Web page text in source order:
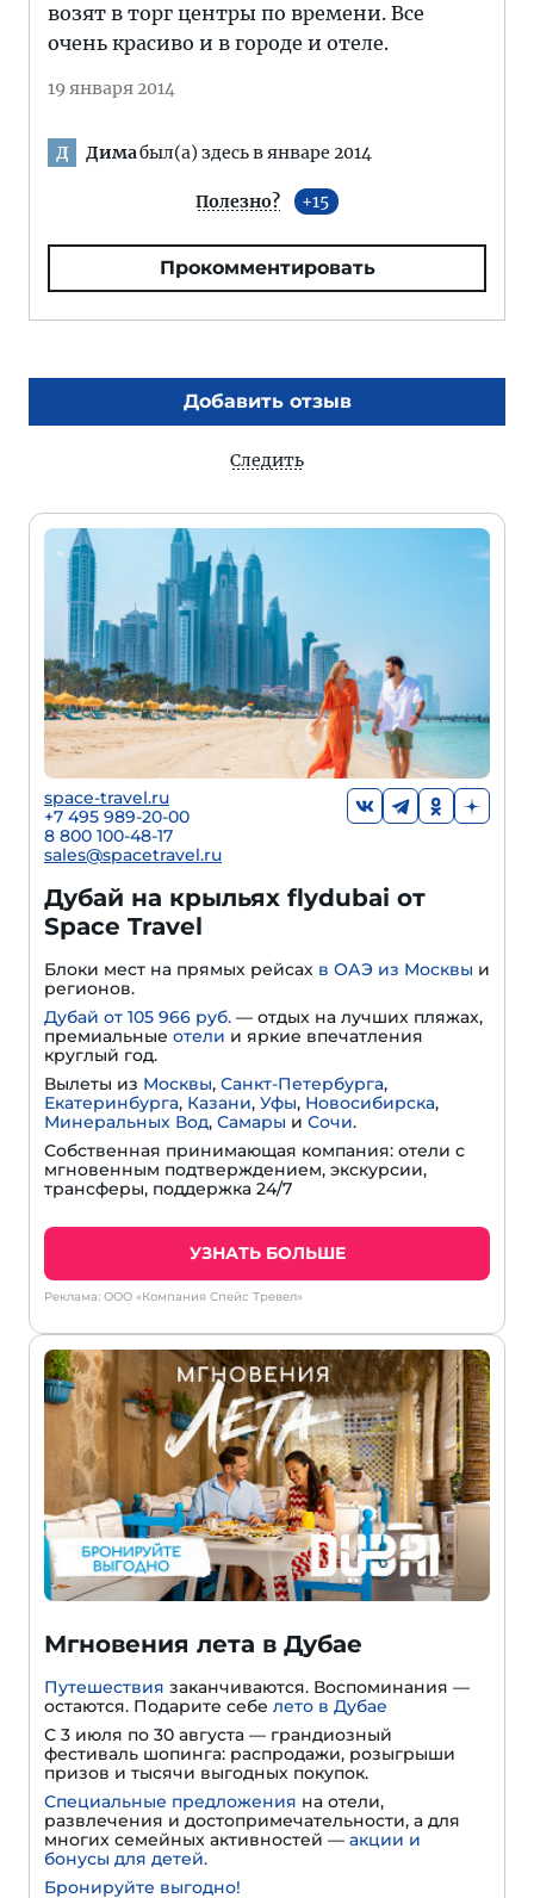
возят в торг центры по времени. Все
очень красиво и в городе и отеле.
19 января 2014
Д Димабыл(а) здесь в январе 2014
Полезно? 15
Прокомментировать
Добавить отзыв
Следить
space-travel.ru
+7 495 989-20-00
8 800 100-48-17
sales@spacetravel.ru
Дубай на крыльях flydubai от
Space Travel
Блоки мест на прямых рейсах в ОАЭ из Москвы и
регионов.
Дубай от 105 966 руб. — отдых на лучших пляжах,
премиальные отели и яркие впечатления
круглый год.
Вылеты из Москвы, Санкт-Петербурга,
Екатеринбурга, Казани, Уфы, Новосибирска,
Минеральных Вод, Самары и Сочи.
Собственная принимающая компания: отели с
мгновенным подтверждением, экскурсии,
трансферы, поддержка 24/7
УЗНАТЬ БОЛЬШЕ
Реклама: ООО «Компания Спейс Тревел»
Мгновения лета в Дубае
Путешествия заканчиваются. Воспоминания —
остаются. Подарите себе лето в Дубае
С 3 июля по 30 августа — грандиозный
фестиваль шопинга: распродажи, розыгрыши
призов и тысячи выгодных покупок.
Специальные предложения на отели,
развлечения и достопримечательности, а для
многих семейных активностей — акции и
бонусы для детей.
Бронируйте выгодно!